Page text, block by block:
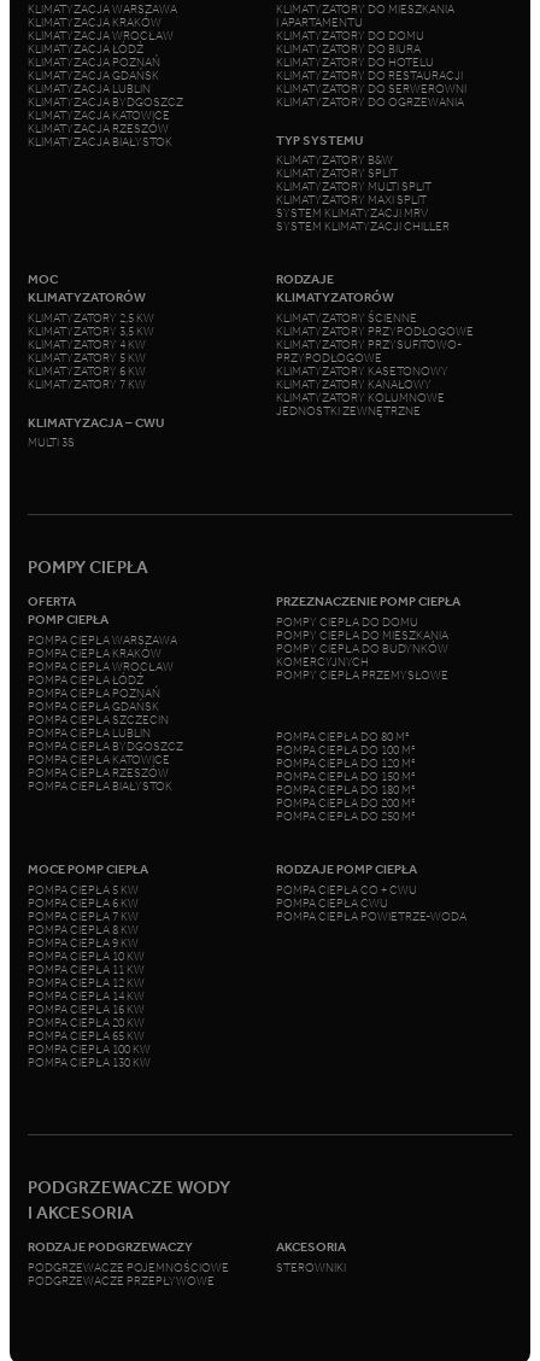
KLIMATYZACJA WARSZAWA
KLIMATYZACJA KRAKÓW
KLIMATYZACJA WROCŁAW
KLIMATYZACJA ŁÓDŹ
KLIMATYZACJA POZNAŃ
KLIMATYZACJA GDAŃSK
KLIMATYZACJA LUBLIN
KLIMATYZACJA BYDGOSZCZ
KLIMATYZACJA KATOWICE
KLIMATYZACJA RZESZÓW
KLIMATYZACJA BIAŁYSTOK
KLIMATYZATORY DO MIESZKANIA
I APARTAMENTU
KLIMATYZATORY DO DOMU
KLIMATYZATORY DO BIURA
KLIMATYZATORY DO HOTELU
KLIMATYZATORY DO RESTAURACJI
KLIMATYZATORY DO SERWEROWNI
KLIMATYZATORY DO OGRZEWANIA
TYP SYSTEMU
KLIMATYZATORY B&W
KLIMATYZATORY SPLIT
KLIMATYZATORY MULTI SPLIT
KLIMATYZATORY MAXI SPLIT
SYSTEM KLIMATYZACJI MRV
SYSTEM KLIMATYZACJI CHILLER
MOC
KLIMATYZATORÓW
KLIMATYZATORY 2,5 KW
KLIMATYZATORY 3,5 KW
KLIMATYZATORY 4 KW
KLIMATYZATORY 5 KW
KLIMATYZATORY 6 KW
KLIMATYZATORY 7 KW
KLIMATYZACJA – CWU
MULTI 3S
RODZAJE
KLIMATYZATORÓW
KLIMATYZATORY ŚCIENNE
KLIMATYZATORY PRZYPODŁOGOWE
KLIMATYZATORY PRZYSUFITOWO-
PRZYPODŁOGOWE
KLIMATYZATORY KASETONOWY
KLIMATYZATORY KANAŁOWY
KLIMATYZATORY KOLUMNOWE
JEDNOSTKI ZEWNĘTRZNE
POMPY CIEPŁA
OFERTA
POMP CIEPŁA
POMPA CIEPŁA WARSZAWA
POMPA CIEPŁA KRAKÓW
POMPA CIEPŁA WROCŁAW
POMPA CIEPŁA ŁÓDŹ
POMPA CIEPŁA POZNAŃ
POMPA CIEPŁA GDAŃSK
POMPA CIEPŁA SZCZECIN
POMPA CIEPŁA LUBLIN
POMPA CIEPŁA BYDGOSZCZ
POMPA CIEPŁA KATOWICE
POMPA CIEPŁA RZESZÓW
POMPA CIEPŁA BIAŁYSTOK
PRZEZNACZENIE POMP CIEPŁA
POMPY CIEPŁA DO DOMU
POMPY CIEPŁA DO MIESZKANIA
POMPY CIEPŁA DO BUDYNKÓW
KOMERCYJNYCH
POMPY CIEPŁA PRZEMYSŁOWE
POMPA CIEPŁA DO 80 M²
POMPA CIEPŁA DO 100 M²
POMPA CIEPŁA DO 120 M²
POMPA CIEPŁA DO 150 M²
POMPA CIEPŁA DO 180 M²
POMPA CIEPŁA DO 200 M²
POMPA CIEPŁA DO 250 M²
MOCE POMP CIEPŁA
POMPA CIEPŁA 5 KW
POMPA CIEPŁA 6 KW
POMPA CIEPŁA 7 KW
POMPA CIEPŁA 8 KW
POMPA CIEPŁA 9 KW
POMPA CIEPŁA 10 KW
POMPA CIEPŁA 11 KW
POMPA CIEPŁA 12 KW
POMPA CIEPŁA 14 KW
POMPA CIEPŁA 16 KW
POMPA CIEPŁA 20 KW
POMPA CIEPŁA 65 KW
POMPA CIEPŁA 100 KW
POMPA CIEPŁA 130 KW
RODZAJE POMP CIEPŁA
POMPA CIEPŁA CO + CWU
POMPA CIEPŁA CWU
POMPA CIEPŁA POWIETRZE-WODA
PODGRZEWACZE WODY
I AKCESORIA
RODZAJE PODGRZEWACZY
PODGRZEWACZE POJEMNOŚCIOWE
PODGRZEWACZE PRZEPŁYWOWE
AKCESORIA
STEROWNIKI